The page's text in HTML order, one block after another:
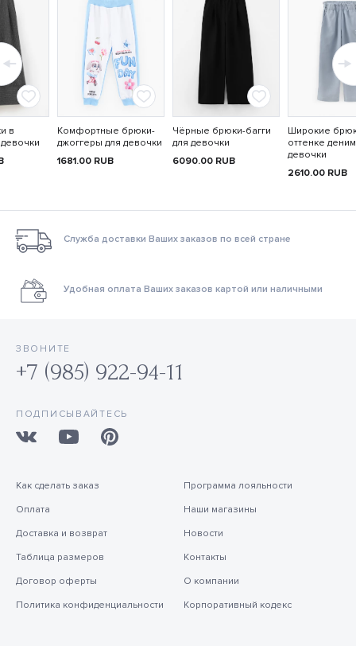
в
Комфортные брюки-
джоггеры для девочки
1681.00 RUB
Чёрные брюки-багги
для девочки
6090.00 RUB
Широкие
оттенке
девочки
2610.00 RUB
Служба доставки Ваших заказов по всей стране
Удобная оплата Ваших заказов картой или наличными
ЗВОНИТЕ
+7 (985) 922-94-11
ПОДПИСЫВАЙТЕСЬ
Как сделать заказ
Оплата
Доставка и возврат
Таблица размеров
Договор оферты
Политика конфиденциальности
Программа лояльности
Наши магазины
Новости
Контакты
О компании
Корпоративный кодекс